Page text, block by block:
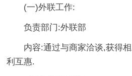
(一)外联工作:
负责部门:外联部
内容:通过与商家洽谈,获得
利互惠.